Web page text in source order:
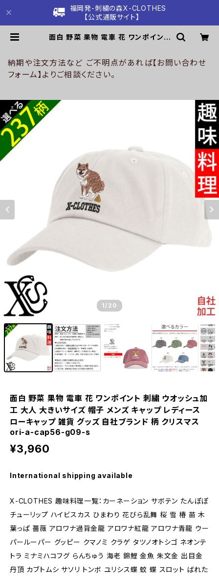
福岡発-刺繍の森X-CLOTHES
【公式通販サイト】
面白 野菜 果物 電車 花 ワンポイント
ーキャップ 雑貨 グッズ 自社ブランド
柄 クリスマス ori-a-cap56-g09-
s | 刺繍の森X-CLOTHES【公式通
納期や注文方法など ご不明点があれば【お問い合わせ
フォーム】よりご相談ください。
1 /20
面白 野菜 果物 電車 花 ワンポイント 刺繍 ウオッシュ加
工 大人 大きいサイズ 帽子 メンズ キャップ レディース
ローキャップ 雑貨 グッズ 自社ブランド 柄 クリスマス
ori-a-cap56-g09-s
¥3,960
International shipping available
X-CLOTHES 趣味料理一覧：カーネーション サボテン たんぽぽ
チューリップ ハイビスカス ひまわり 花びら乱舞 桜 雪 椿 苗 木
葉っぱ 薔薇 アロワナ過背金龍 アロワナ紅龍 アロワナ青龍 ウー
パールーパー グッピー クマノミ クラゲ タツノオトシゴ ネオンテ
トラ ミナミハコフグ らんちゅう 海老 錦鯉 金魚 朱文金 出目金
丹頂 カブトムシ サソリ トンボ ユリシス蝶 蚊 蝶 スロット ばれた